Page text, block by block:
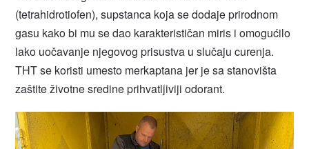
(tetrahidrotiofen), supstanca koja se dodaje prirodnom
gasu kako bi mu se dao karakterističan miris i omogućilo
lako uočavanje njegovog prisustva u slučaju curenja.
THT se koristi umesto merkaptana jer je sa stanovišta
zaštite životne sredine prihvatljiviji odorant.